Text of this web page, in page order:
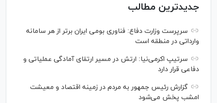
جدیدترین مطالب
سرپرست وزارت دفاع: فناوری بومی ایران برتر از هر سامانه
وارداتی در منطقه است
سرتیپ اکرمی‌نیا: ارتش در مسیر ارتقای آمادگی عملیاتی و
دفاعی قرار دارد
گزارش رئیس‌ جمهور به مردم در زمینه اقتصاد و معیشت
امشب پخش می‌شود